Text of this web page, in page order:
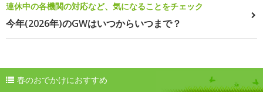
連休中の各機関の対応など、気になることをチェック
今年(2026年)のGWはいつからいつまで？
春のおでかけにおすすめ